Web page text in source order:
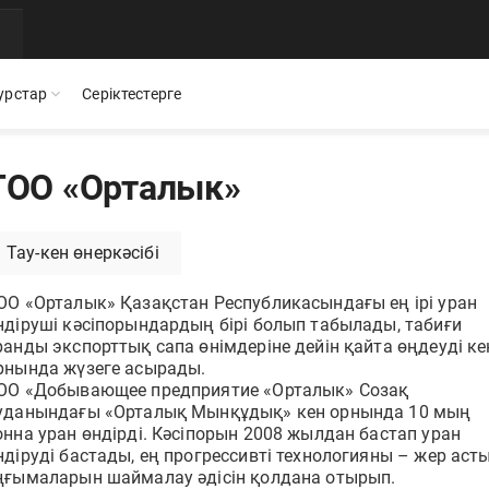
Documentolog қызметтерінің барлығы
жұмыс істеңіз
Интеграциялар
1С, Bitrix24, Enbek және басқа қызметтерді қосып,
құжаттармен онлайн жұмыс жасаңыз
Орындалған жұмыстардың электрондық актілері
бен
Біздің командамызға
пікірлері
БАҚ біз туралы
Documentolog шешімдері туралы өзекті
Серіктестерге
«Орталык»
Тау-кен өнеркәсібі
«Орталык» Қазақстан Республикасындағы ең ірі уран
кәсіпорындардың бірі болып табылады, табиғи
экспорттық сапа өнімдеріне дейін қайта өңдеуді
жүзеге асырады.
«Добывающее предприятие «Орталык» Созақ
«Орталық Мынқұдық» кен орнында 10 мың
уран өндірді. Кәсіпорын 2008 жылдан бастап уран
бастады, ең прогрессивті технологияны – жер асты
шаймалау әдісін қолдана отырып.